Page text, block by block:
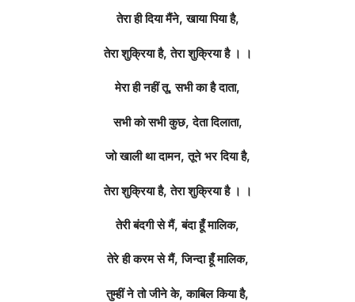
तेरा ही दिया मैंने, खाया पिया है,
तेरा शुक्रिया है, तेरा शुक्रिया है । ।
मेरा ही नहीं तू, सभी का है दाता,
सभी को सभी कुछ, देता दिलाता,
जो खाली था दामन, तूने भर दिया है,
तेरा शुक्रिया है, तेरा शुक्रिया है । ।
तेरी बंदगी से मैं, बंदा हूँ मालिक,
तेरे ही करम से मैं, जिन्दा हूँ मालिक,
तुम्हीं ने तो जीने के, काबिल किया है,